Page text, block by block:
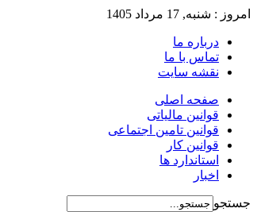
امروز : شنبه, 17 مرداد 1405
درباره ما
تماس با ما
نقشه سایت
صفحه اصلی
قوانین مالیاتی
قوانین تامین اجتماعی
قوانین کار
استاندارد ها
اخبار
جستجو